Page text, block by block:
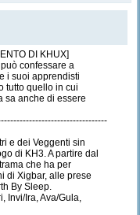
avatar!) sono realizzate
fall’n!”
DI KHUX]
confessare a
i suoi apprendisti
tutto quello in cui
sa anche di essere
e dei Veggenti sin
di KH3. A partire dal
che ha per
di Xigbar, alle prese
By Sleep.
Invi/Ira, Ava/Gula,